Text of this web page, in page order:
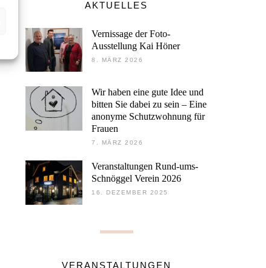
AKTUELLES
Vernissage der Foto-
Ausstellung Kai Höner
8. MÄRZ 2026
Wir haben eine gute Idee und
bitten Sie dabei zu sein – Eine
anonyme Schutzwohnung für
Frauen
7. MÄRZ 2026
Veranstaltungen Rund-ums-
Schnöggel Verein 2026
16. DEZEMBER 2025
VERANSTALTUNGEN